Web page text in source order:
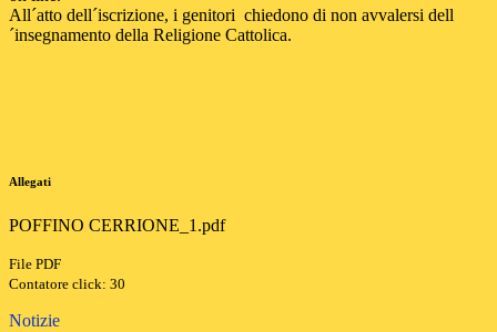
All´atto dell´iscrizione, i genitori chiedono di non avvalersi dell
´insegnamento della Religione Cattolica.
Allegati
POFFINO CERRIONE_1.pdf
File PDF
Contatore click: 30
Notizie